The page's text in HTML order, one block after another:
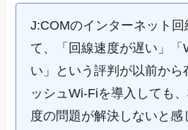
J:COMのインターネット回
て、「回線速度が遅い」「
い」という評判が以前から
ッシュWi-Fiを導入しても
度の問題が解決しないと感